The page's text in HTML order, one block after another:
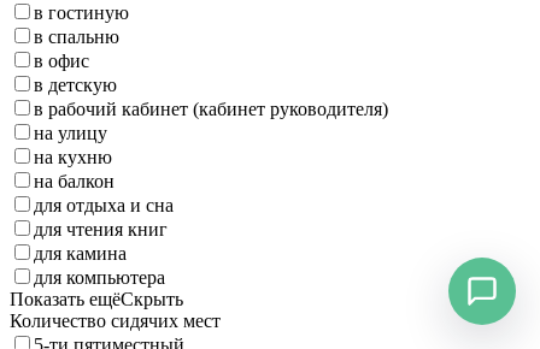
в гостиную
в спальню
в офис
в детскую
в рабочий кабинет (кабинет руководителя)
на улицу
на кухню
на балкон
для отдыха и сна
для чтения книг
для камина
для компьютера
Показать ещёСкрыть
Количество сидячих мест
5-ти пятиместный